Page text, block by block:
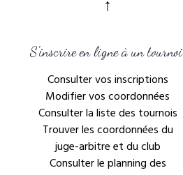
↑
S'inscrire en ligne à un tournoi
Consulter vos inscriptions
Modifier vos coordonnées
Consulter la liste des tournois
Trouver les coordonnées du
juge-arbitre et du club
Consulter le planning des